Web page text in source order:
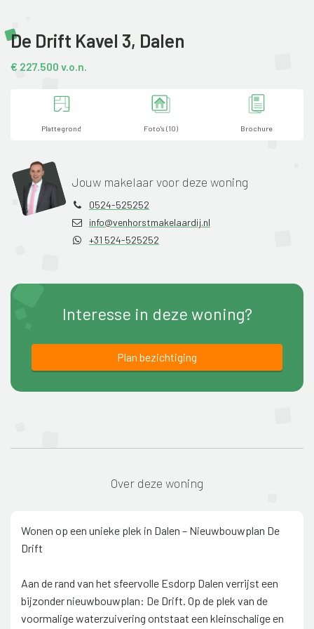
De Drift Kavel 3, Dalen
€ 227.500 v.o.n.
Plattegrond Foto's (10) Brochure
Jouw makelaar voor deze woning
0524-525252
info@venhorstmakelaardij.nl
+31 524-525252
Interesse in deze woning?
Plan bezichtiging
Over deze woning
Wonen op een unieke plek in Dalen – Nieuwbouwplan De
Drift
Aan de rand van het sfeervolle Esdorp Dalen verrijst een
bijzonder nieuwbouwplan: De Drift. Op de plek van de
voormalige waterzuivering ontstaat een kleinschalige en